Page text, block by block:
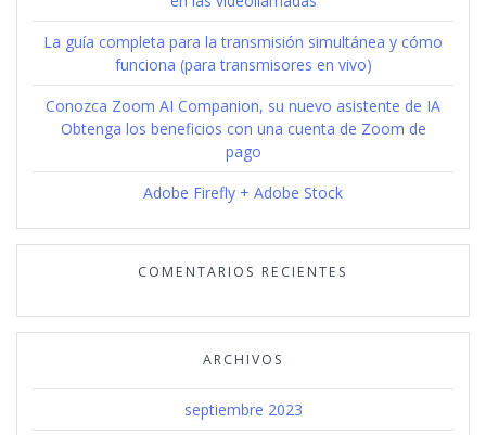
La guía completa para la transmisión simultánea y cómo
funciona (para transmisores en vivo)
Conozca Zoom AI Companion, su nuevo asistente de IA
Obtenga los beneficios con una cuenta de Zoom de
pago
Adobe Firefly + Adobe Stock
COMENTARIOS RECIENTES
ARCHIVOS
septiembre 2023